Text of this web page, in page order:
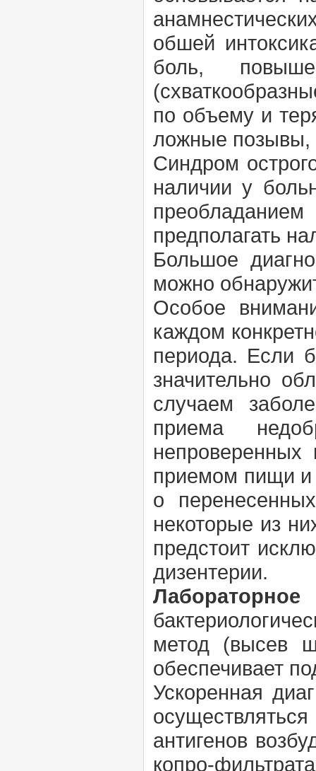
обшей
боль,
по объему и
ложные позывы,
Синдром
наличии у
предполагать
Большое
можно
Особое
каждом
периода. Если
значительно
случаем
приема
непроверенных
приемом пищи и
о
некоторые из
предстоит
дизентерии.
метод (высев
обеспечивает
Ускоренная
антигенов
копро-